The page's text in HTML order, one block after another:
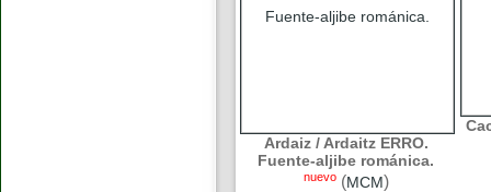
Ardaiz / Ardaitz ERRO.
Fuente-aljibe románica.
nuevo (MCM)